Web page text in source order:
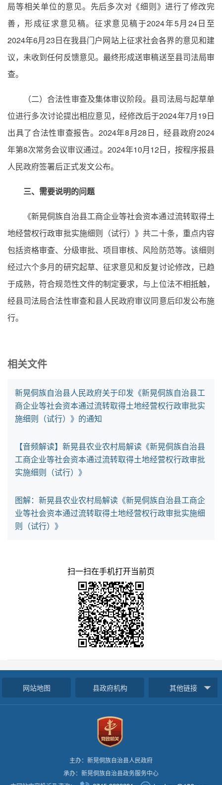
局等相关单位的意见。先后多次对《细则》进行了修改完
善，形成征求意见稿。征求意见稿于2024年5月24日至
2024年6月23日在我县门户网站上征求社会各界的意见和建
议，未收到任何反馈意见。最终形成送审稿送至县司法局审
查。
（二）合法性审查及集体审议阶段。县司法局与起草单
位进行多次讨论提出相应意见，经修改后于2024年7月19日
出具了合法性审查报告。2024年8月28日，经县政府2024
年第8次常务会议审议通过。2024年10月12日，按程序报县
人民政府签署后正式发文公布。
三、需要说明的问题
《新晃侗族自治县工商企业等社会资本通过流转取得土
地经营权行政审批实施细则（试行）》共二十条，重点内容
包括资格审查、分级审批、项目审核、风险防范等。该细则
经过六个多月的研究起草、征求意见和反复讨论修改，已趋
于成熟，符合规范性文件的制定要求，与上位法不相抵触，
经县司法局合法性审查和县人民政府审议同意后印发公布施
行。
相关文件
新晃侗族自治县人民政府关于印发《新晃侗族自治县工
商企业等社会资本通过流转取得土地经营权行政审批实
施细则（试行）》的通知
【音频解读】新晃县农业农村局解读《新晃侗族自治县
工商企业等社会资本通过流转取得土地经营权行政审批
实施细则（试行）》
图解：新晃县农业农村局解读《新晃侗族自治县工商企
业等社会资本通过流转取得土地经营权行政审批实施细
则（试行）》
扫一扫在手机打开当前页
网站地图 县政府机构 其他链接
主办：新晃侗族自治县人民政府
承办：新晃侗族自治县政务服务中心